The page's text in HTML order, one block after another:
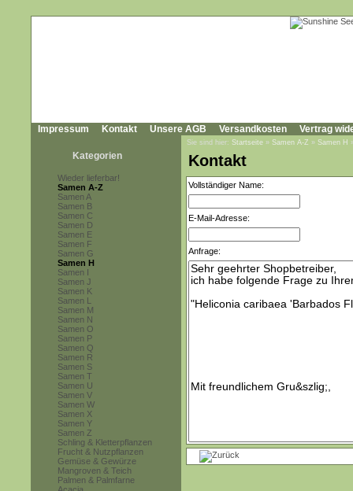
Impressum Kontakt Unsere AGB Versandkosten Vertrag
Kategorien
Wieder lieferbar!
Samen A-Z
Samen A
Samen B
Samen C
Samen D
Samen E
Samen F
Samen G
Samen H
Samen I
Samen J
Samen K
Samen L
Samen M
Samen N
Samen O
Samen P
Samen Q
Samen R
Samen S
Samen T
Samen U
Samen V
Samen W
Samen X
Samen Y
Samen Z
Schling & Kletterpflanzen
Frucht & Nutzpflanzen
Gemüse & Gewürze
Mangroven & Teich
Palmen & Palmfarne
Sie sind hier: Startseite » Samen A-Z » Samen H
Kontakt
Vollständiger Name:
E-Mail-Adresse:
Anfrage: